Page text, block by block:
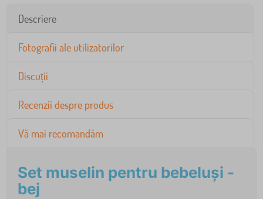
Descriere
Fotografii ale utilizatorilor
Discuții
Recenzii despre produs
Vă mai recomandăm
Set muselin pentru bebeluși -
bej